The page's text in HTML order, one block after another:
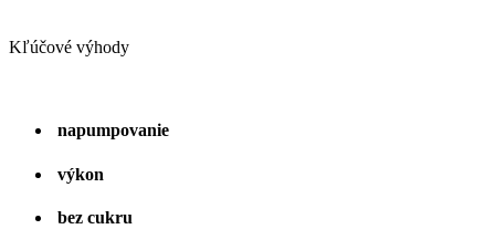
Kľúčové výhody
napumpovanie
výkon
bez cukru